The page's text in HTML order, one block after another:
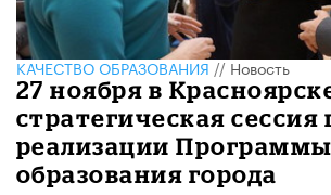
КАЧЕСТВО ОБРАЗОВАНИЯ//Новость
27 ноября в
стратегическая сессия
реализации
образования города